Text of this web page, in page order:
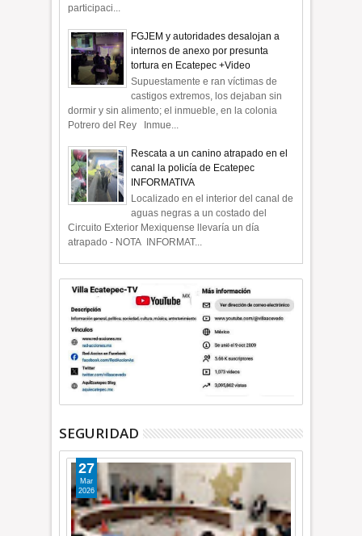
participaci...
FGJEM y autoridades desalojan a
internos de anexo por presunta
tortura en Ecatepec +Video
Supuestamente e ran víctimas de
castigos extremos, los dejaban sin
dormir y sin alimento; el inmueble, en la colonia
Potrero del Rey Inmue...
Rescata a un canino atrapado en el
canal la policía de Ecatepec
INFORMATIVA
Localizado en el interior del canal de
aguas negras a un costado del
Circuito Exterior Mexiquense llevaría un día
atrapado - NOTA INFORMAT...
SEGURIDAD
27
Mar
2026